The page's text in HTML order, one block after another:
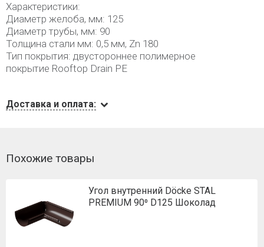
Характеристики:
Диаметр желоба, мм: 125
Диаметр трубы, мм: 90
Толщина стали мм: 0,5 мм, Zn 180
Тип покрытия: двустороннее полимерное
покрытие Rooftop Drain PE
Доставка и оплата:
Похожие товары
Угол внутренний Döcke STAL
PREMIUM 90⁰ D125 Шоколад